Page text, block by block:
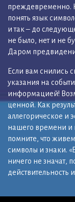
преждевременно.
понять язык
и так – до
не было, нет и не
Даром
Если вам снились
указания на
информацией!
ценной. Как
аллегорическое и
нашего времени и
помните, что
символы и знаки.
ничего не значат,
действительность